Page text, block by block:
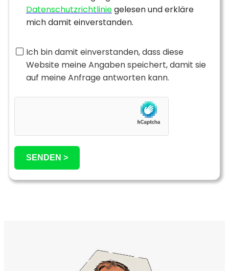
Datenschutzrichtliniegelesen und erkläre
mich damit einverstanden.
Ich bin damit einverstanden, dass diese
Website meine Angaben speichert, damit sie
auf meine Anfrage antworten kann.
SENDEN >